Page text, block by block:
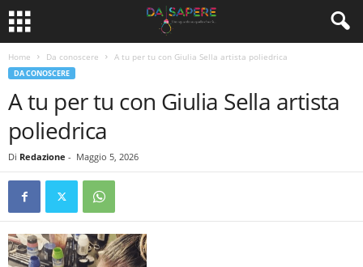
Home Da conoscere A tu per tu con Giulia Sella artista poliedrica
DA CONOSCERE
A tu per tu con Giulia Sella artista
poliedrica
Di Redazione - Maggio 5, 2026